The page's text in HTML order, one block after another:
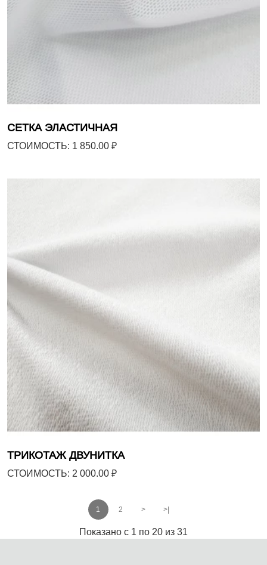
СЕТКА ЭЛАСТИЧНАЯ
СТОИМОСТЬ: 1 850.00 ₽
ТРИКОТАЖ ДВУНИТКА
СТОИМОСТЬ: 2 000.00 ₽
1 2 > >|
Показано с 1 по 20 из 31